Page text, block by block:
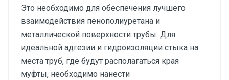
Это необходимо для обеспечения лучшего
взаимодействия пенополиуретана и
металлической поверхности трубы. Для
идеальной адгезии и гидроизоляции стыка на
места труб, где будут располагаться края
муфты, необходимо нанести